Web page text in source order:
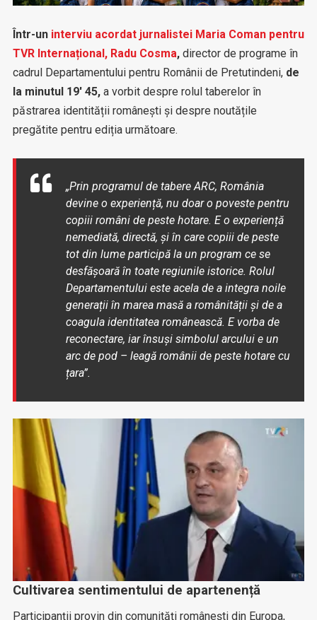
Într-un interviu acordat jurnalistei Maria Coman pentru
TVR Internațional, Radu Cosma,director de programe în
cadrul Departamentului pentru Românii de Pretutindeni, de
la minutul 19′ 45,a vorbit despre rolul taberelor în
păstrarea identității românești și despre noutățile
pregătite pentru ediția următoare.
„Prin programul de tabere ARC, România
devine o experiență, nu doar o poveste pentru
copiii români de peste hotare. E o experiență
nemediată, directă, și în care copiii de peste
tot din lume participă la un program ce se
desfășoară în toate regiunile istorice. Rolul
Departamentului este acela de a integra noile
generații în marea masă a românității și de a
coagula identitatea românească. E vorba de
reconectare, iar însuși simbolul arcului e un
arc de pod – leagă românii de peste hotare cu
țara”.
Cultivarea sentimentului de apartenență
Participanții provin din comunități românești din Europa,